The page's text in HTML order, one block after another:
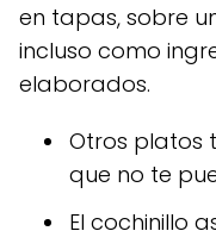
en tapas, sobre
incluso como
elaborados.
Otros platos
que no te
El cochinillo